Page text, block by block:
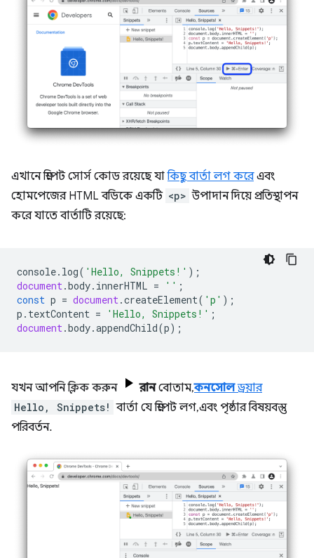
এখানে স্নিপেট সোর্স কোড রয়েছে যাকিছু বার্তা লগ করেএবং
হোমপেজের HTML বডিকে একটি <p> উপাদান দিয়ে প্রতিস্থাপন
করে যাতে বার্তাটি রয়েছে:
console. log( 'Hello, Snippets!' );
document.body. innerHTML = '' ;
const p = document.createElement( 'p' );
p . textContent = 'Hello, Snippets!' ;
document.body.appendChild(p);
যখন আপনি ক্লিক করুন রানবোতাম,কনসোলড্রয়ার
Hello, Snippets! বার্তা যে স্নিপেট লগ, এবং পৃষ্ঠার বিষয়বস্তু
পরিবর্তন.